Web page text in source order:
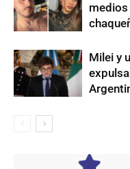
medios
Milei y